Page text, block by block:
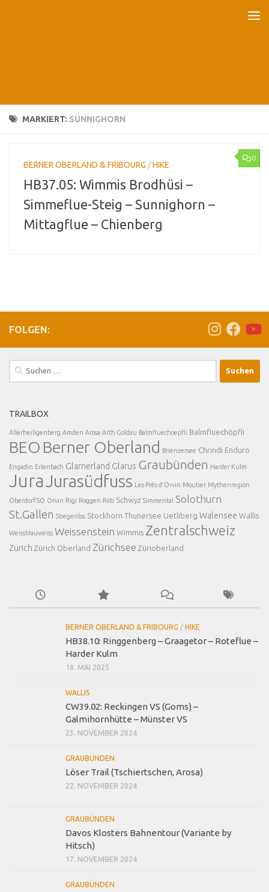
MARKIERT: SUNNIGHORN
0
BERNER OBERLAND & FRIBOURG /HIKE
HB37.05: Wimmis Brodhüsi –
Simmeflue-Steig – Sunnighorn –
Mittagflue – Chienberg
FOLGEN:
Suchen
nach:
TRAILBOX
Allerheiligenberg Amden Arosa Arth Goldau Balmfluechoepfli Balmfluechöpfli
BEO Berner Oberland Brienzersee Chrindi Enduro
Engadin Erlenbach Glarnerland Glarus Graubünden Harder Kulm
JuraJurasüdfuss Les Près d'Orvin Moutier Mythenregion
Oberdorf SO Orvin Rigi Roggen Röti Schwyz Simmental Solothurn
St.Gallen Stiegenlos Stockhorn Thunersee Uetliberg Walensee Wallis
Weissblauweiss Weissenstein Wimmis Zentralschweiz
Zürich Zürich Oberland Zürichsee Zürioberland
BERNER OBERLAND & FRIBOURG / HIKE
HB38.10: Ringgenberg – Graagetor – Roteflue –
Harder Kulm
18. MAI 2025
WALLIS
CW39.02: Reckingen VS (Goms) –
Galmihornhütte – Münster VS
23. NOVEMBER 2024
GRAUBÜNDEN
Löser Trail (Tschiertschen, Arosa)
22. NOVEMBER 2024
GRAUBÜNDEN
Davos Klosters Bahnentour (Variante by
Hitsch)
17. NOVEMBER 2024
GRAUBÜNDEN